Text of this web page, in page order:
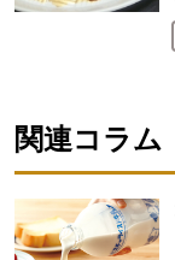
関連コラム